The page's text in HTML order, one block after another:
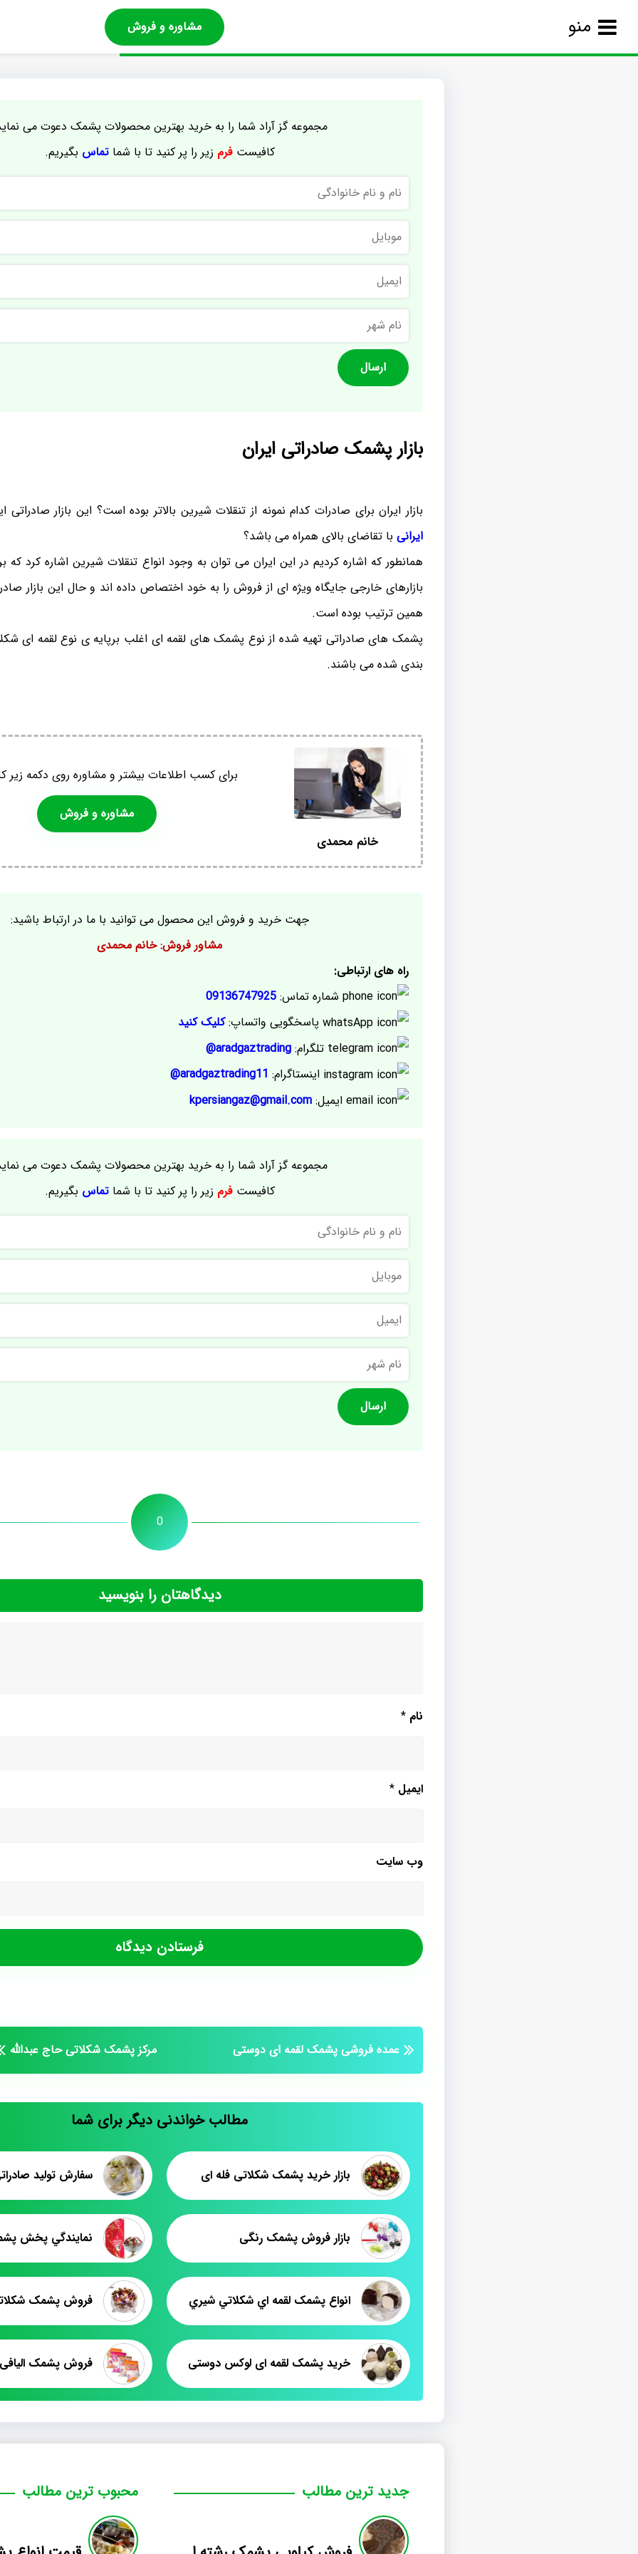
منو مشاوره و فروش
مجموعه گز آراد شما را به خرید بهترین محصولات پشمک دعوت می
کافیستفرم زیر را پر کنید تا با شماتماس بگیریم.
و
نام
خانوادگی
موبایل
ایمیل
نام
شهر
بازار پشمک صادراتی ایران
بازار ایران برای صادرات کدام نمونه از تنقلات شیرین بالاتر بوده است؟ این بازار صادراتی
ایرانی با تقاضای بالای همراه می باشد؟
همانطور که اشاره کردیم در این ایران می توان به وجود انواع تنقلات شیرین اشاره کرد که
بازارهای خارجی جایگاه ویژه ای از فروش را به خود اختصاص داده اند و حال این بازار
همین ترتیب بوده است.
پشمک های صادراتی تهیه شده از نوع پشمک های لقمه ای اغلب برپایه ی نوع لقمه ای
بندی شده می باشند.
خانم محمدی
برای کسب اطلاعات بیشتر و مشاوره روی دکمه زیر
مشاوره و فروش
جهت خرید و فروش این محصول می توانید با ما در ارتباط باشید:
مشاور فروش: خانم محمدی
راه های ارتباطی:
شماره تماس: 09136747925
پاسخگویی واتساپ:کلیک کنید
تلگرام: aradgaztrading@
اینستاگرام: aradgaztrading11@
ایمیل: kpersiangaz@gmail.com
مجموعه گز آراد شما را به خرید بهترین محصولات پشمک دعوت می
کافیستفرم زیر را پر کنید تا با شماتماس بگیریم.
و
نام
خانوادگی
موبایل
ایمیل
نام
شهر
0
دیدگاهتان را بنویسید
نام *
ایمیل *
وب‌ سایت
عمده فروشی پشمک لقمه ای دوستی مرکز پشمک شکلاتی حاج عبدالله
مطالب خواندنی دیگر برای شما
بازار خرید پشمک شکلاتی فله ای
بازار فروش پشمک رنگی
انواع پشمک لقمه اي شکلاتي شيري فروش پشمک
خرید پشمک لقمه ای لوکس دوستی
جدید ترین مطالب محبوب ترین مطالب